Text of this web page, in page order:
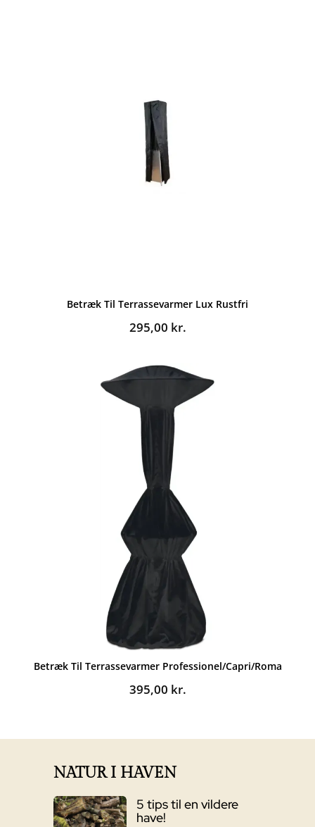
Betræk Til Terrassevarmer Lux Rustfri
295,00 kr.
Betræk Til Terrassevarmer Professionel/Capri/Roma
395,00 kr.
NATUR I HAVEN
5 tips til en vildere
have!